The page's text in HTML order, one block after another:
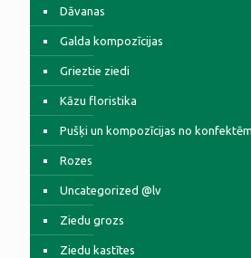
Dāvanas
Galda kompozīcijas
Grieztie ziedi
Kāzu floristika
Pušķi un kompozīcijas no
Rozes
Uncategorized @lv
Ziedu grozs
Ziedu kastītes